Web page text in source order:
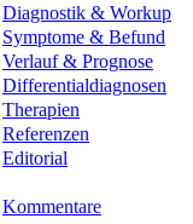
Diagnostik & Workup
Symptome & Befund
Verlauf & Prognose
Differentialdiagnosen
Therapien
Referenzen
Editorial
Kommentare